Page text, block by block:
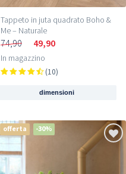
Tappeto in juta quadrato Boho &
Me – Naturale
74,90 49,90
In magazzino
(10)
dimensioni
offerta -30%